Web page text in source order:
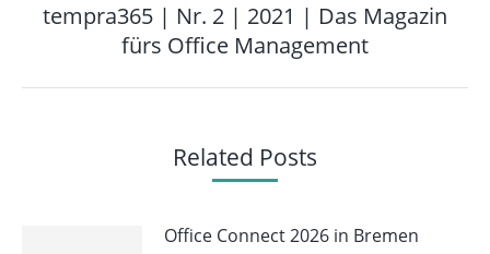
Nächster
Beitrag:
tempra365 | Nr. 2 | 2021 | Das Magazin
fürs Office Management
Related Posts
Office Connect 2026 in Bremen